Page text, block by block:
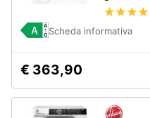
Scheda informativa
€ 363,90